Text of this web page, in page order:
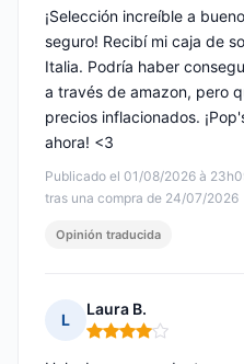
Publicado el 01/08/2026 à
tras una compra de 24/07/2026
¡Selección increíble a
seguro! Recibí mi caja de
Italia. Podría haber
a través de amazon, pero
precios inflacionados.
ahora! <3
Opinión traducida
L
Laura B.
Nota: 4 de 5